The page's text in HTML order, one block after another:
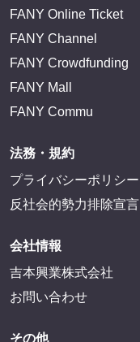
FANY Online Ticket
FANY Channel
FANY Crowdfunding
FANY Mall
FANY Commu
法務・規約
プライバシーポリシー
反社会的勢力排除宣言
会社情報
吉本興業株式会社
お問い合わせ
その他